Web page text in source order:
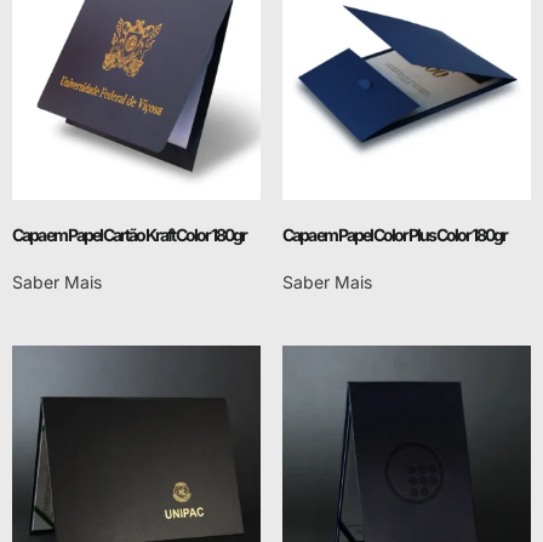
Capa em Papel Cartão Kraft Color 180gr
Saber Mais
Capa em Papel Color Plus Color 180gr
Saber Mais